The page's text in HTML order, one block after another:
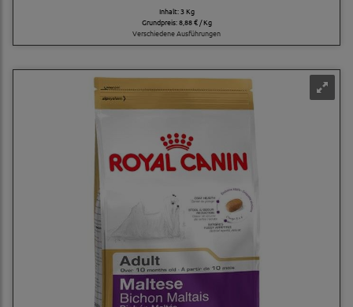
Inhalt: 3 Kg
Grundpreis:8,88 € / Kg
Verschiedene Ausführungen